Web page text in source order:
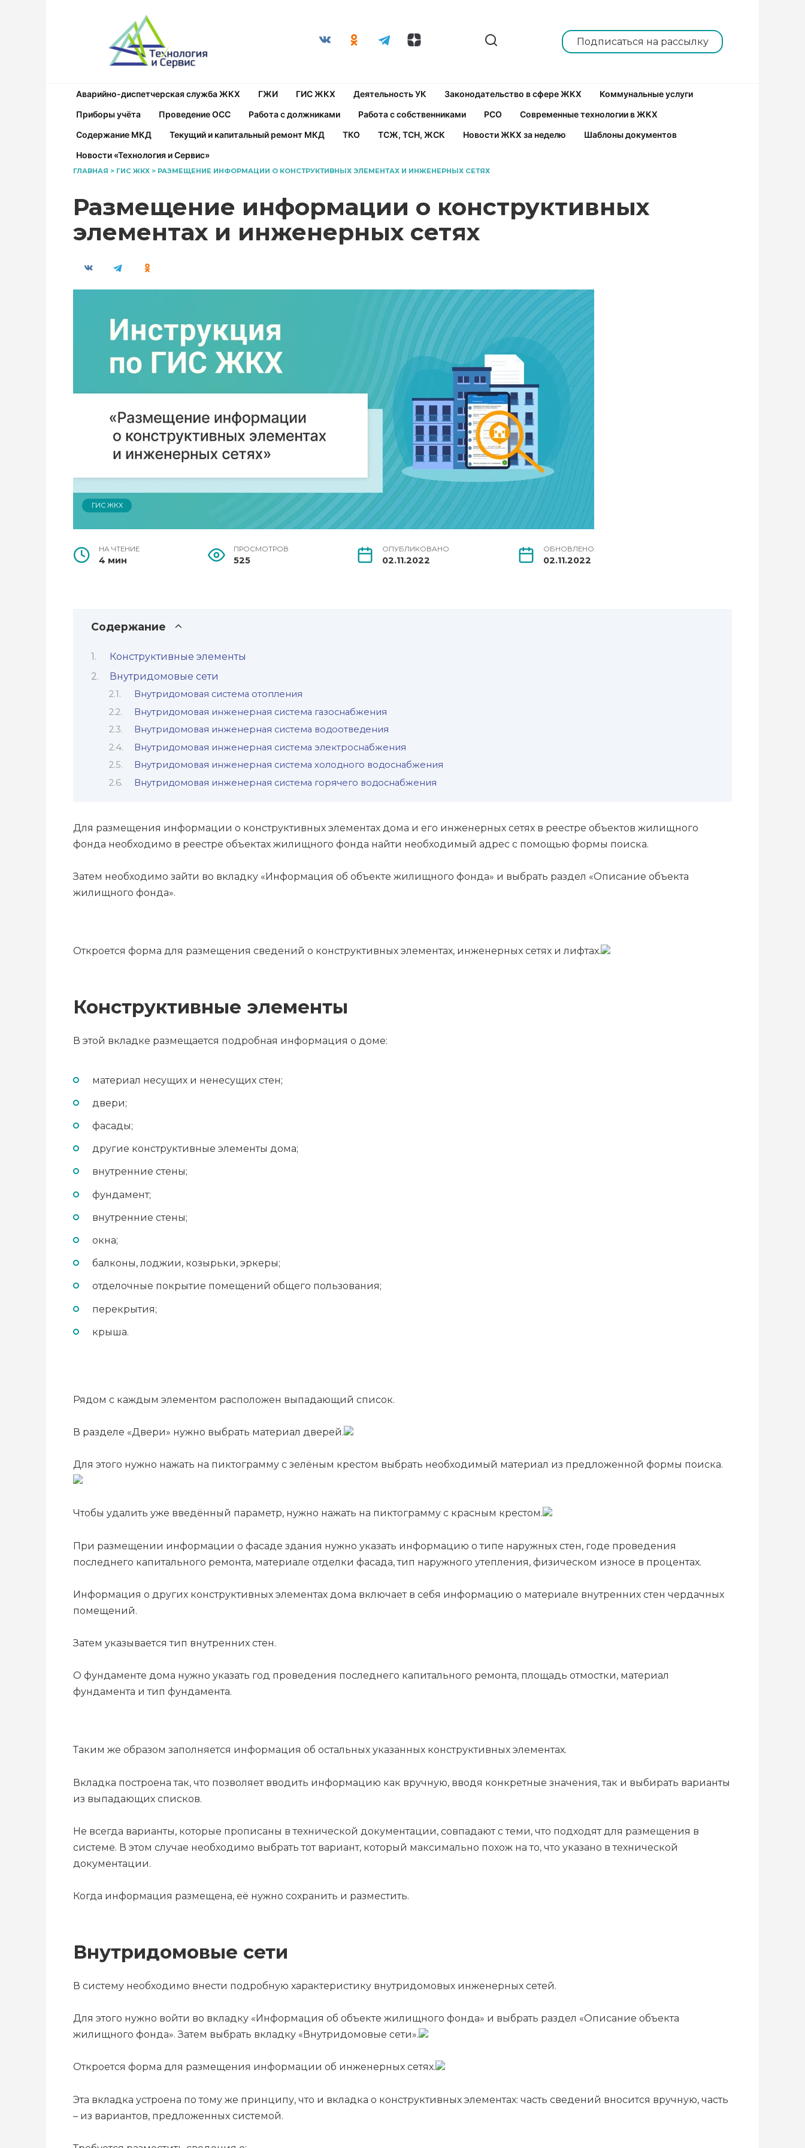
Подписаться на рассылку
Аварийно-диспетчерская служба ЖКХ ГЖИ ГИС ЖКХ Деятельность УК Законодательство в сфере ЖКХ
Коммунальные услуги
Приборы учёта
Проведение ОСС Работа с должниками Работа с собственниками РСО
Современные технологии в ЖКХ
Содержание МКД
Текущий и капитальный ремонт МКД ТКО ТСЖ, ТСН, ЖСК Новости ЖКХ за неделю
Шаблоны документов
Новости «Технология и Сервис»
ГЛАВНАЯ > ГИС ЖКХ > РАЗМЕЩЕНИЕ ИНФОРМАЦИИ О КОНСТРУКТИВНЫХ ЭЛЕМЕНТАХ И ИНЖЕНЕРНЫХ СЕТЯХ
Размещение информации о конструктивных
элементах и инженерных сетях
ГИС ЖКХ
НА ЧТЕНИЕ
4 мин
ПРОСМОТРОВ
525
ОПУБЛИКОВАНО
02.11.2022
ОБНОВЛЕНО
02.11.2022
Содержание
Конструктивные элементы
Внутридомовые сети
Внутридомовая система отопления
Внутридомовая инженерная система газоснабжения
Внутридомовая инженерная система водоотведения
Внутридомовая инженерная система электроснабжения
Внутридомовая инженерная система холодного водоснабжения
Внутридомовая инженерная система горячего водоснабжения
Для размещения информации о конструктивных элементах дома и его инженерных сетях в реестре объектов жилищного
фонда необходимо в реестре объектах жилищного фонда найти необходимый адрес с помощью формы поиска.
Затем необходимо зайти во вкладку «Информация об объекте жилищного фонда» и выбрать раздел «Описание объекта
жилищного фонда».
Откроется форма для размещения сведений о конструктивных элементах, инженерных сетях и лифтах.
Конструктивные элементы
В этой вкладке размещается подробная информация о доме:
материал несущих и ненесущих стен;
двери;
фасады;
другие конструктивные элементы дома;
внутренние стены;
фундамент;
внутренние стены;
окна;
балконы, лоджии, козырьки, эркеры;
отделочные покрытие помещений общего пользования;
перекрытия;
крыша.
Рядом с каждым элементом расположен выпадающий список.
В разделе «Двери» нужно выбрать материал дверей.
Для этого нужно нажать на пиктограмму с зелёным крестом выбрать необходимый материал из предложенной формы поиска.
Чтобы удалить уже введённый параметр, нужно нажать на пиктограмму с красным крестом.
При размещении информации о фасаде здания нужно указать информацию о типе наружных стен, годе проведения
последнего капитального ремонта, материале отделки фасада, тип наружного утепления, физическом износе в процентах.
Информация о других конструктивных элементах дома включает в себя информацию о материале внутренних стен чердачных
помещений.
Затем указывается тип внутренних стен.
О фундаменте дома нужно указать год проведения последнего капитального ремонта, площадь отмостки, материал
фундамента и тип фундамента.
Таким же образом заполняется информация об остальных указанных конструктивных элементах.
Вкладка построена так, что позволяет вводить информацию как вручную, вводя конкретные значения, так и выбирать варианты
из выпадающих списков.
Не всегда варианты, которые прописаны в технической документации, совпадают с теми, что подходят для размещения в
системе. В этом случае необходимо выбрать тот вариант, который максимально похож на то, что указано в технической
документации.
Когда информация размещена, её нужно сохранить и разместить.
Внутридомовые сети
В систему необходимо внести подробную характеристику внутридомовых инженерных сетей.
Для этого нужно войти во вкладку «Информация об объекте жилищного фонда» и выбрать раздел «Описание объекта
жилищного фонда». Затем выбрать вкладку «Внутридомовые сети».
Откроется форма для размещения информации об инженерных сетях.
Эта вкладка устроена по тому же принципу, что и вкладка о конструктивных элементах: часть сведений вносится вручную, часть
– из вариантов, предложенных системой.